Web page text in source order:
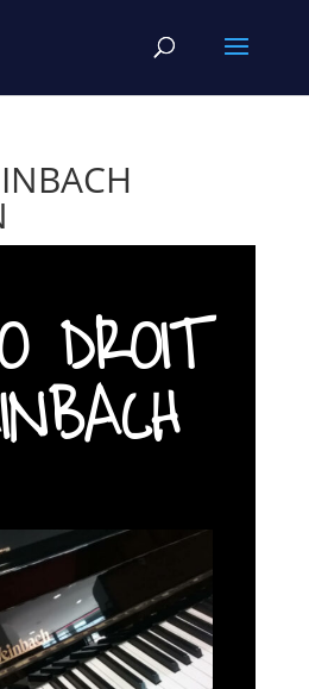
DROIT